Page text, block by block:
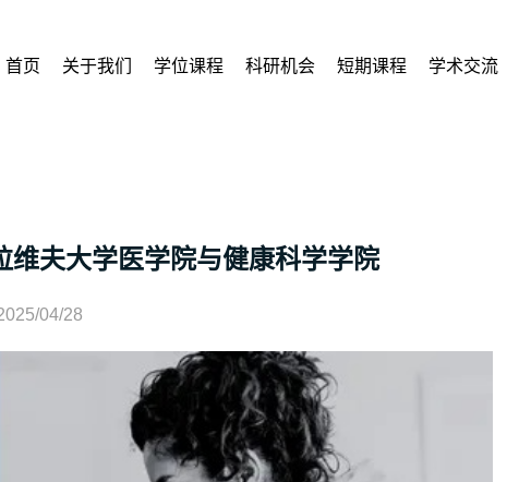
首页 关于我们 学位课程 科研机会 短期课程 学术交流
维夫大学医学院与健康科学学院
04/28